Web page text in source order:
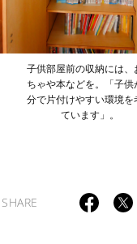
子供部屋前の収納には、
ちゃや本などを。「子供
分で片付けやすい環境を
ています」。
SHARE